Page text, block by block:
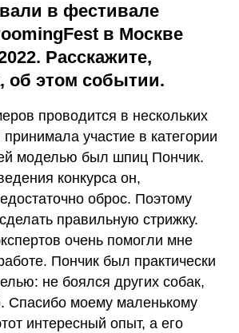
в фестивале
в Москве
Расскажите,
об этом событии.
проводится в нескольких
участие в категории
моделью был шпиц Пончик.
конкурса он,
оброс. Поэтому
правильную стрижку.
очень помогли мне
Пончик был практически
не боялся других собак,
Спасибо моему маленькому
интересный опыт, а его